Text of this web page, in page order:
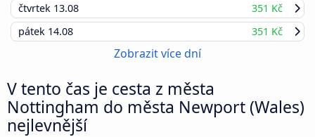
čtvrtek 13.08
351 Kč
pátek 14.08 351 Kč
Zobrazit více dní
V tento čas je cesta z města
Nottingham do města Newport (Wales)
nejlevnější